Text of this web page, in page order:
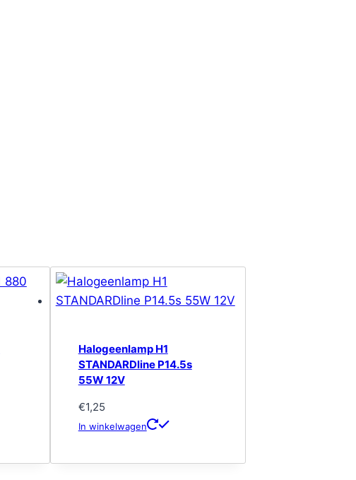
Halogeenlamp H1
STANDARDline P14.5s
55W 12V
€1,25
In winkelwagen